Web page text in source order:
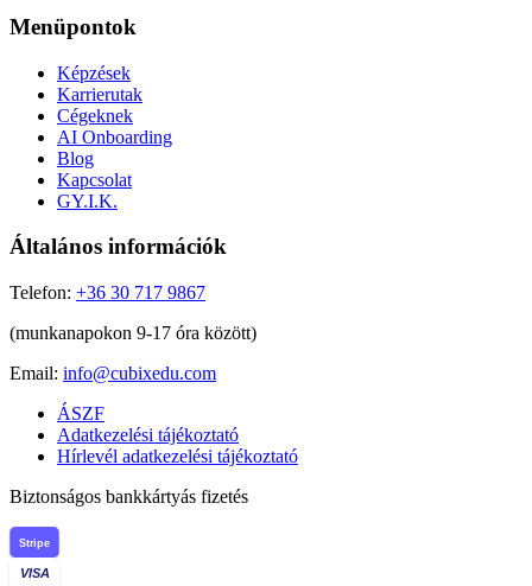
Menüpontok
Képzések
Karrierutak
Cégeknek
AI Onboarding
Blog
Kapcsolat
GY.I.K.
Általános információk
Telefon: +36 30 717 9867
(munkanapokon 9-17 óra között)
Email: info@cubixedu.com
ÁSZF
Adatkezelési tájékoztató
Hírlevél adatkezelési tájékoztató
Biztonságos bankkártyás fizetés
Stripe
VISA